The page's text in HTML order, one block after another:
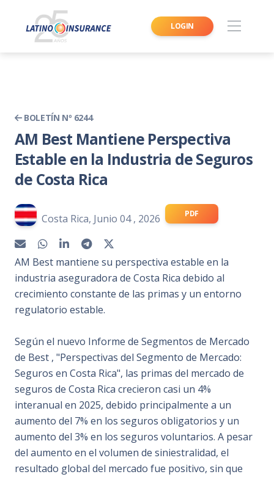
LOGIN
BOLETÍN Nº 6244
AM Best Mantiene Perspectiva
Estable en la Industria de Seguros
de Costa Rica
Costa Rica, Junio 04 , 2026 PDF
AM Best mantiene su perspectiva estable en la
industria aseguradora de Costa Rica debido al
crecimiento constante de las primas y un entorno
regulatorio estable.
Según el nuevo Informe de Segmentos de Mercado
de Best , "Perspectivas del Segmento de Mercado:
Seguros en Costa Rica", las primas del mercado de
seguros de Costa Rica crecieron casi un 4%
interanual en 2025, debido principalmente a un
aumento del 7% en los seguros obligatorios y un
aumento del 3% en los seguros voluntarios. A pesar
del aumento en el volumen de siniestralidad, el
resultado global del mercado fue positivo, sin que